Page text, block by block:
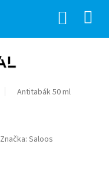
Antitabák 50 ml
Značka: Saloos